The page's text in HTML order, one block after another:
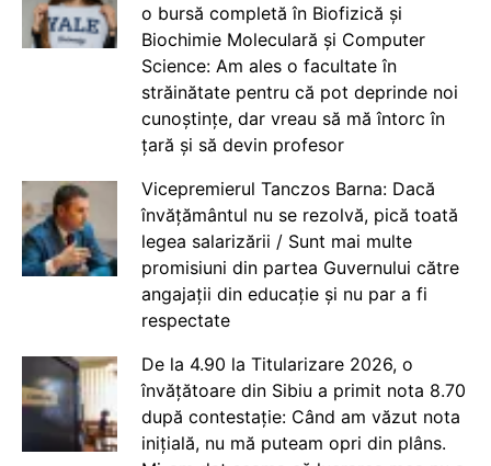
o bursă completă în Biofizică și
Biochimie Moleculară și Computer
Science: Am ales o facultate în
străinătate pentru că pot deprinde noi
cunoștințe, dar vreau să mă întorc în
țară și să devin profesor
Vicepremierul Tanczos Barna: Dacă
învățământul nu se rezolvă, pică toată
legea salarizării / Sunt mai multe
promisiuni din partea Guvernului către
angajații din educație și nu par a fi
respectate
De la 4.90 la Titularizare 2026, o
învățătoare din Sibiu a primit nota 8.70
după contestație: Când am văzut nota
inițială, nu mă puteam opri din plâns.